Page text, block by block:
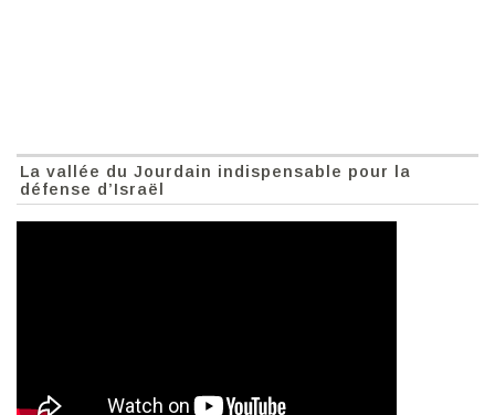
La vallée du Jourdain indispensable pour la
défense d’Israël